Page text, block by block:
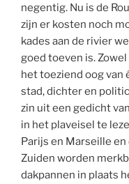
negentig. Nu is de
zijn er kosten noch
kades aan de rivier
goed toeven is.
het toeziend oog van
stad, dichter en
zin uit een gedicht
in het plaveisel te
Parijs en Marseille
Zuiden worden
dakpannen in plaats